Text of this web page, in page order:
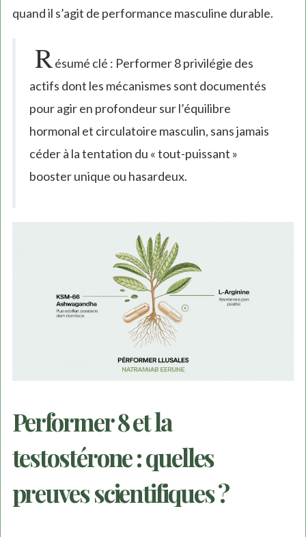
quand il s’agit de performance masculine durable.
Résumé clé : Performer 8 privilégie des
actifs dont les mécanismes sont documentés
pour agir en profondeur sur l’équilibre
hormonal et circulatoire masculin, sans jamais
céder à la tentation du « tout-puissant »
booster unique ou hasardeux.
Performer 8 et la
testostérone : quelles
preuves scientifiques ?